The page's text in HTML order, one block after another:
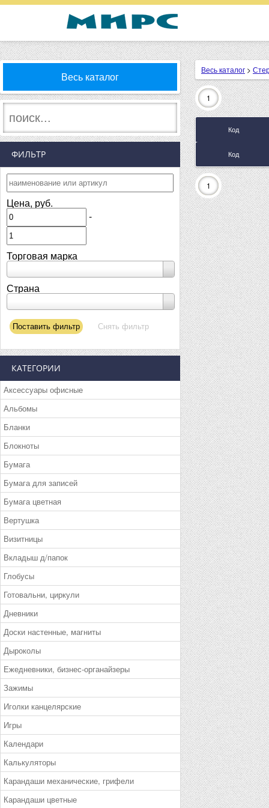
Весь каталог
ФИЛЬТР
Цена, руб.
-
Торговая марка
Страна
КАТЕГОРИИ
Аксессуары офисные
Альбомы
Бланки
Блокноты
Бумага
Бумага для записей
Бумага цветная
Вертушка
Визитницы
Вкладыш д/папок
Глобусы
Готовальни, циркули
Дневники
Доски настенные, магниты
Дыроколы
Ежедневники, бизнес-органайзеры
Зажимы
Иголки канцелярские
Игры
Календари
Калькуляторы
Карандаши механические, грифели
Карандаши цветные
Весь каталог >
1
Код
Код
1